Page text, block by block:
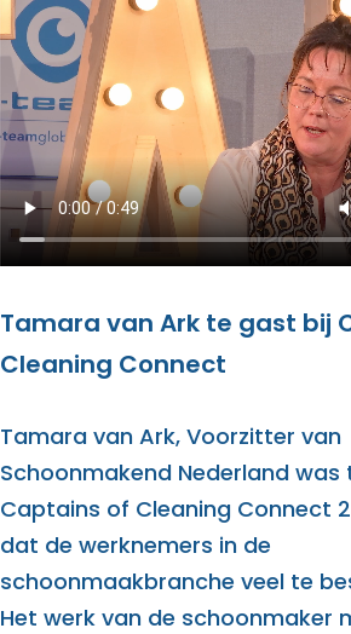
Tamara van Ark te gast bij
Cleaning Connect
Tamara van Ark, Voorzitter van
Schoonmakend Nederland was
Captains of Cleaning Connect
dat de werknemers in de
schoonmaakbranche veel te
Het werk van de schoonmaker